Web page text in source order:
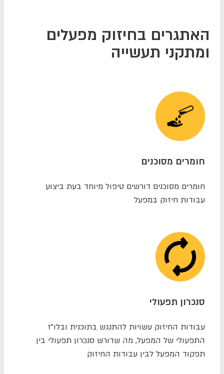
האתגרים בחיזוק מפעלים
ומתקני תעשייה
חומרים מסוכנים
חומרים מסוכנים דורשים טיפול מיוחד בעת ביצוע
עבודות חיזוק במפעל
סנכרון תפעולי
עבודות החיזוק עשויות להתנגש בתוכנית ובלו"ז
התפעולי של המפעל, מה שדורש סנכרון תפעולי בין
תפקוד המפעל לבין עבודות החיזוק